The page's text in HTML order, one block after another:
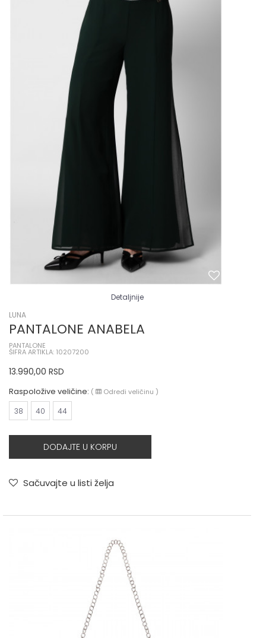
Detaljnije
LUNA
PANTALONE ANABELA
PANTALONE
ŠIFRA ARTIKLA: 10207200
13.990,00 RSD
Raspoložive veličine: ( Odredi veličinu )
38 40 44
DODAJTE U KORPU
Sačuvajte u listi želja